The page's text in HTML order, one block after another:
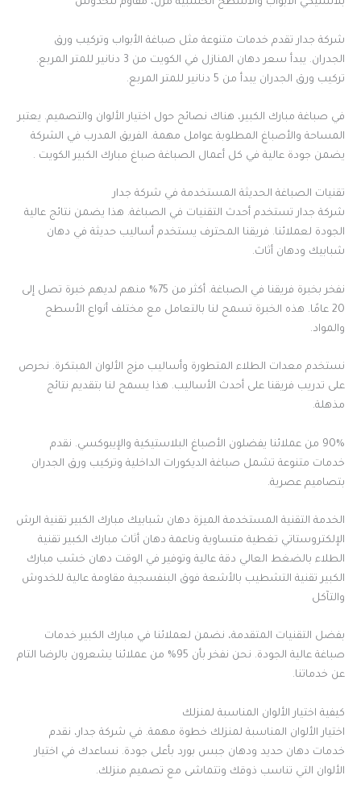
بلاستيكي الأبواب والأسطح الخشبية مرن، مقاوم للخدوش
شركة جدار تقدم خدمات متنوعة مثل صباغة الأبواب وتركيب ورق
الجدران. يبدأ سعر دهان المنازل في الكويت من 3 دنانير للمتر المربع.
تركيب ورق الجدران يبدأ من 5 دنانير للمتر المربع.
في صباغة مبارك الكبير، هناك نصائح حول اختيار الألوان والتصميم. يعتبر
المساحة والأصباغ المطلوبة عوامل مهمة. الفريق المدرب في الشركة
يضمن جودة عالية في كل أعمال الصباغة صباغ مبارك الكبير الكويت .
تقنيات الصباغة الحديثة المستخدمة في شركة جدار
شركة جدار تستخدم أحدث التقنيات في الصباغة. هذا يضمن نتائج عالية
الجودة لعملائنا. فريقنا المحترف يستخدم أساليب حديثة في دهان
شبابيك ودهان أثاث.
نفخر بخبرة فريقنا في الصباغة. أكثر من 75% منهم لديهم خبرة تصل إلى
20 عامًا. هذه الخبرة تسمح لنا بالتعامل مع مختلف أنواع الأسطح
والمواد.
نستخدم معدات الطلاء المتطورة وأساليب مزج الألوان المبتكرة. نحرص
على تدريب فريقنا على أحدث الأساليب. هذا يسمح لنا بتقديم نتائج
مذهلة.
90% من عملائنا يفضلون الأصباغ البلاستيكية والإيبوكسي. نقدم
خدمات متنوعة تشمل صباغة الديكورات الداخلية وتركيب ورق الجدران
بتصاميم عصرية.
الخدمة التقنية المستخدمة الميزة دهان شبابيك مبارك الكبير تقنية الرش
الإلكتروستاتي تغطية متساوية وناعمة دهان أثاث مبارك الكبير تقنية
الطلاء بالضغط العالي دقة عالية وتوفير في الوقت دهان خشب مبارك
الكبير تقنية التشطيب بالأشعة فوق البنفسجية مقاومة عالية للخدوش
والتآكل
بفضل التقنيات المتقدمة، نضمن لعملائنا في مبارك الكبير خدمات
صباغة عالية الجودة. نحن نفخر بأن 95% من عملائنا يشعرون بالرضا التام
عن خدماتنا.
كيفية اختيار الألوان المناسبة لمنزلك
اختيار الألوان المناسبة لمنزلك خطوة مهمة. في شركة جدار، نقدم
خدمات دهان حديد ودهان جبس بورد بأعلى جودة. نساعدك في اختيار
الألوان التي تناسب ذوقك وتتماشى مع تصميم منزلك.